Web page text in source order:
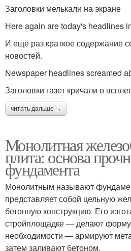
Заголовки мелькали на экране
Here again are today's headlines
И ещё раз краткое содержание
новостей.
Newspaper headlines screamed
Заголовки газет кричали о
читать дальше →
Монолитная
плита: основа
фундамента
Монолитным называют
представляет собой цельную
бетонную конструкцию. Его
стройплощадке ― делают
необходимости ― армируют
затем заливают бетоном.